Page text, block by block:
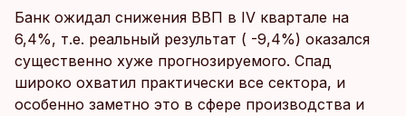
Банк ожидал снижения ВВП в IV квартале на
6,4%, т.е. реальный результат ( -9,4%) оказался
существенно хуже прогнозируемого. Спад
широко охватил практически все сектора, и
особенно заметно это в сфере производства и